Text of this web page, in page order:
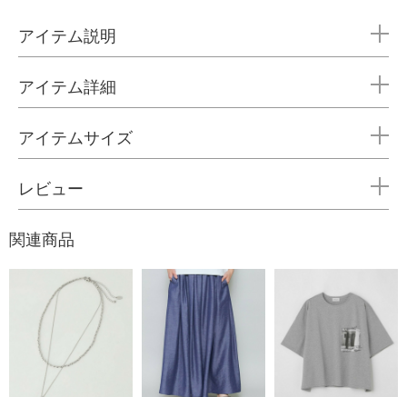
アイテム説明
アイテム詳細
アイテムサイズ
レビュー
関連商品